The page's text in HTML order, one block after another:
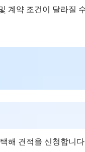
계약 조건이 달라질
해 견적을 신청합니